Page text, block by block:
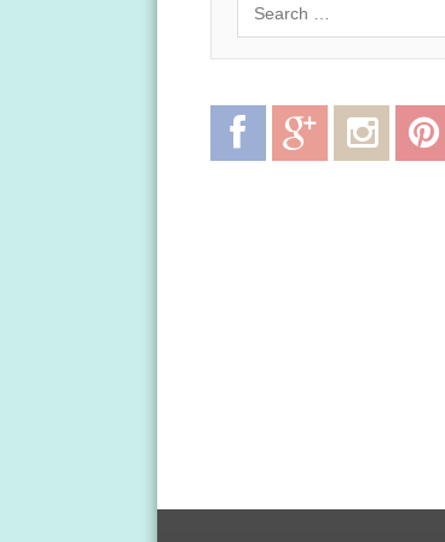
Facebook
Google Instagram